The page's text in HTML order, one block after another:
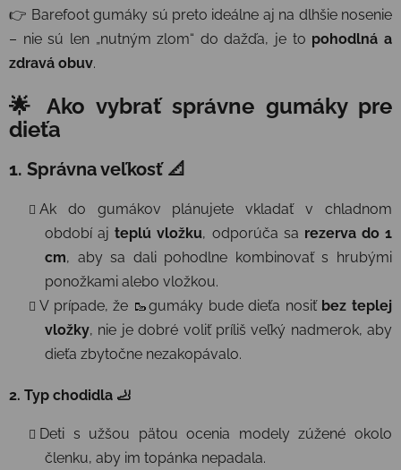
👉 Barefoot gumáky sú preto ideálne aj na dlhšie nosenie
– nie sú len „nutným zlom“ do dažďa, je to pohodlná a
zdravá obuv.
🌟 Ako vybrať správne gumáky pre
dieťa
1. Správna veľkosť 📐
Ak do gumákov plánujete vkladať v chladnom
období ajteplú vložku, odporúča sa rezerva do 1
cm, aby sa dali pohodlne kombinovať s hrubými
ponožkami alebo vložkou.
V prípade, že 🥾gumáky bude dieťa nosiťbez teplej
vložky, nie je dobré voliť príliš veľký nadmerok, aby
dieťa zbytočne nezakopávalo.
2. Typ chodidla 🦶
Deti s užšou pätou ocenia modely zúžené okolo
členku, aby im topánka nepadala.